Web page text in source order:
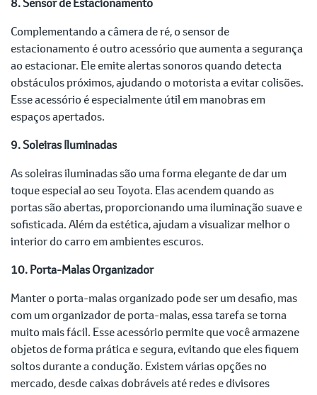
Complementando a câmera de ré, o sensor de
estacionamento é outro acessório que aumenta a segurança
ao estacionar. Ele emite alertas sonoros quando detecta
obstáculos próximos, ajudando o motorista a evitar colisões.
Esse acessório é especialmente útil em manobras em
espaços apertados.
9. Soleiras Iluminadas
As soleiras iluminadas são uma forma elegante de dar um
toque especial ao seu Toyota. Elas acendem quando as
portas são abertas, proporcionando uma iluminação suave e
sofisticada. Além da estética, ajudam a visualizar melhor o
interior do carro em ambientes escuros.
10. Porta-Malas Organizador
Manter o porta-malas organizado pode ser um desafio, mas
com um organizador de porta-malas, essa tarefa se torna
muito mais fácil. Esse acessório permite que você armazene
objetos de forma prática e segura, evitando que eles fiquem
soltos durante a condução. Existem várias opções no
mercado, desde caixas dobráveis até redes e divisores